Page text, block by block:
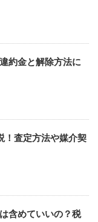
約金と解除方法に
！査定方法や媒介契
含めていいの？税